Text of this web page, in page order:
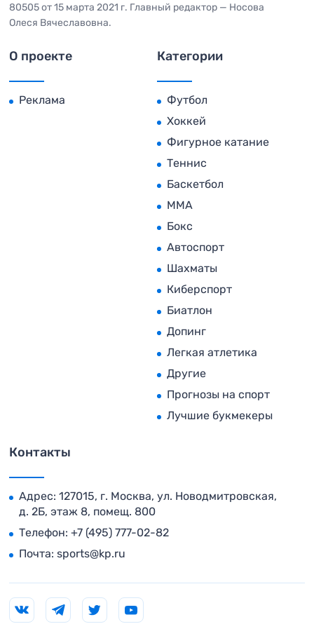
80505 от 15 марта 2021 г. Главный редактор — Носова
Олеся Вячеславовна.
О проекте
Реклама
Категории
Футбол
Хоккей
Фигурное катание
Теннис
Баскетбол
MMA
Бокс
Автоспорт
Шахматы
Киберспорт
Биатлон
Допинг
Легкая атлетика
Другие
Прогнозы на спорт
Лучшие букмекеры
Контакты
Адрес: 127015, г. Москва, ул. Новодмитровская,
д. 2Б, этаж 8, помещ. 800
Телефон: +7 (495) 777-02-82
Почта: sports@kp.ru